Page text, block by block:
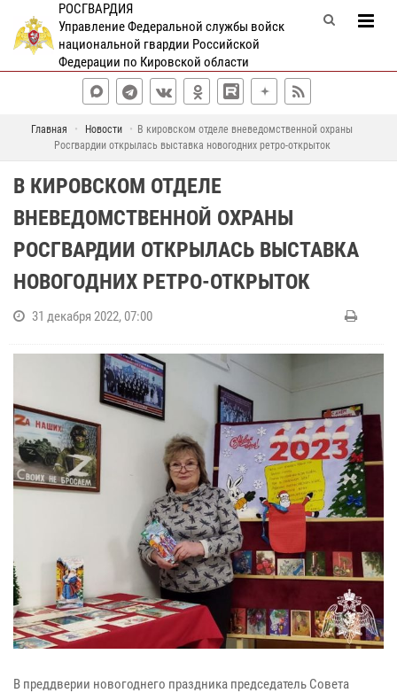
РОСГВАРДИЯ
Управление Федеральной службы войск
национальной гвардии Российской
Федерации по Кировской области
Главная Новости
В кировском отделе вневедомственной охраны
Росгвардии открылась выставка новогодних ретро-открыток
В КИРОВСКОМ ОТДЕЛЕ
ВНЕВЕДОМСТВЕННОЙ ОХРАНЫ
РОСГВАРДИИ ОТКРЫЛАСЬ ВЫСТАВКА
НОВОГОДНИХ РЕТРО-ОТКРЫТОК
31 декабря 2022, 07:00
В преддверии новогоднего праздника председатель Совета